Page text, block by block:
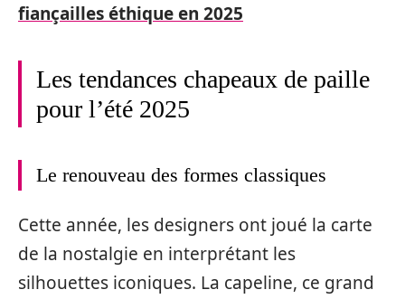
fiançailles éthique en 2025
Les tendances chapeaux de paille
pour l’été 2025
Le renouveau des formes classiques
Cette année, les designers ont joué la carte
de la nostalgie en interprétant les
silhouettes iconiques. La capeline, ce grand